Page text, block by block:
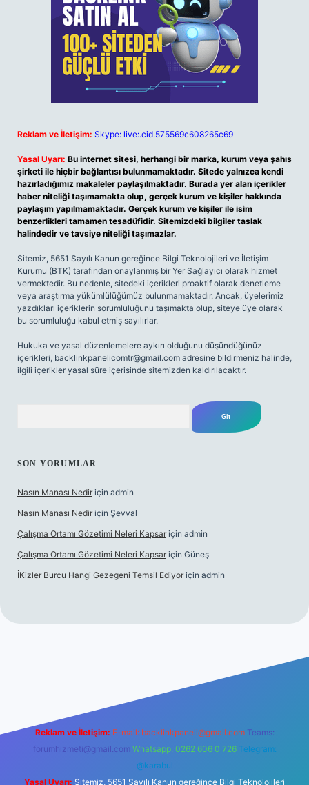
Reklam ve İletişim: Skype: live:.cid.575569c608265c69
Yasal Uyarı: Bu internet sitesi, herhangi bir marka, kurum veya şahıs
şirketi ile hiçbir bağlantısı bulunmamaktadır. Sitede yalnızca kendi
hazırladığımız makaleler paylaşılmaktadır. Burada yer alan içerikler
haber niteliği taşımamakta olup, gerçek kurum ve kişiler hakkında
paylaşım yapılmamaktadır. Gerçek kurum ve kişiler ile isim
benzerlikleri tamamen tesadüfidir. Sitemizdeki bilgiler taslak
halindedir ve tavsiye niteliği taşımazlar.
Sitemiz, 5651 Sayılı Kanun gereğince Bilgi Teknolojileri ve İletişim
Kurumu (BTK) tarafından onaylanmış bir Yer Sağlayıcı olarak hizmet
vermektedir. Bu nedenle, sitedeki içerikleri proaktif olarak denetleme
veya araştırma yükümlülüğümüz bulunmamaktadır. Ancak, üyelerimiz
yazdıkları içeriklerin sorumluluğunu taşımakta olup, siteye üye olarak
bu sorumluluğu kabul etmiş sayılırlar.
Hukuka ve yasal düzenlemelere aykırı olduğunu düşündüğünüz
içerikleri, backlinkpanelicomtr@gmail.com adresine bildirmeniz halinde,
ilgili içerikler yasal süre içerisinde sitemizden kaldırılacaktır.
SON YORUMLAR
Nasın Manası Nedir için admin
Nasın Manası Nedir için Şevval
Çalışma Ortamı Gözetimi Neleri Kapsar için admin
Çalışma Ortamı Gözetimi Neleri Kapsar için Güneş
İKizler Burcu Hangi Gezegeni Temsil Ediyor için admin
Reklam ve İletişim: E-mail: backlinkpaneli@gmail.com Teams:
forumhizmeti@gmail.com Whatsapp: 0262 606 0 726 Telegram:
@karabul
Yasal Uyarı: Sitemiz, 5651 Sayılı Kanun gereğince Bilgi Teknolojileri